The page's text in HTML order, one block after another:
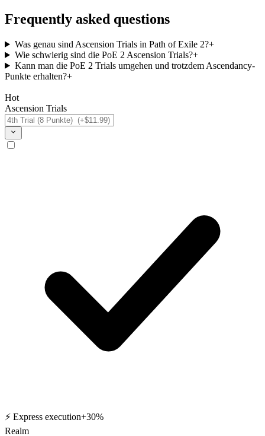
Frequently asked questions
Was genau sind Ascension Trials in Path of Exile 2?+
Wie schwierig sind die PoE 2 Ascension Trials?+
Kann man die PoE 2 Trials umgehen und trotzdem Ascendancy-
Punkte erhalten?+
Hot
Ascension Trials
⚡ Express execution+30%
Realm